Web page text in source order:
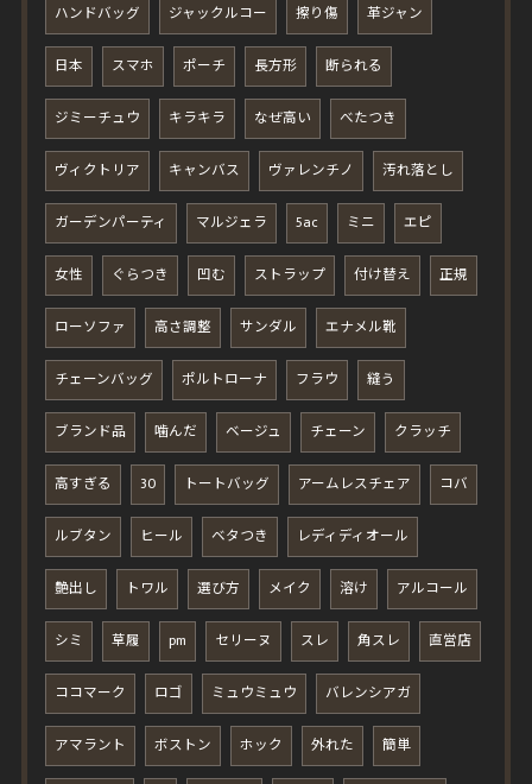
ハンドバッグ ジャックルコー 擦り傷 革ジャン
日本 スマホ ポーチ 長方形 断られる
ジミーチュウ キラキラ なぜ高い べたつき
ヴィクトリア キャンバス ヴァレンチノ 汚れ落とし
ガーデンパーティ マルジェラ 5ac ミニ エピ
女性 ぐらつき 凹む ストラップ 付け替え 正規
ローソファ 高さ調整 サンダル エナメル靴
チェーンバッグ ポルトローナ フラウ 縫う
ブランド品 噛んだ ベージュ チェーン クラッチ
高すぎる 30 トートバッグ アームレスチェア コバ
ルブタン ヒール ベタつき レディディオール
艶出し トワル 選び方 メイク 溶け アルコール
シミ 草履 pm セリーヌ スレ 角スレ 直営店
ココマーク ロゴ ミュウミュウ バレンシアガ
アマラント ボストン ホック 外れた 簡単